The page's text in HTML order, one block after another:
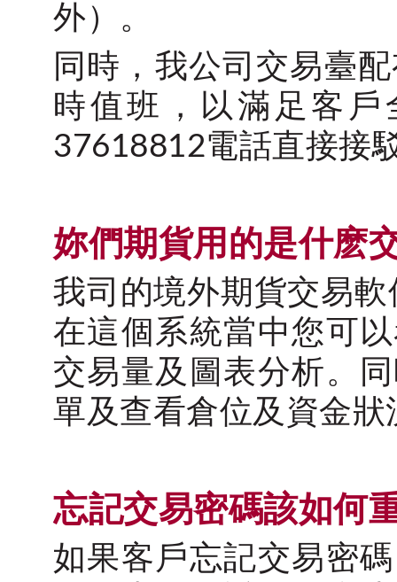
外）。
同時，我公司交易臺
時值班，以滿足客
37618812電話直接接
妳們期貨用的是什麽
我司的境外期貨交易軟
在這個系統當中您可
交易量及圖表分析。
單及查看倉位及資金狀
忘記交易密碼該如何
如果客戶忘記交易密